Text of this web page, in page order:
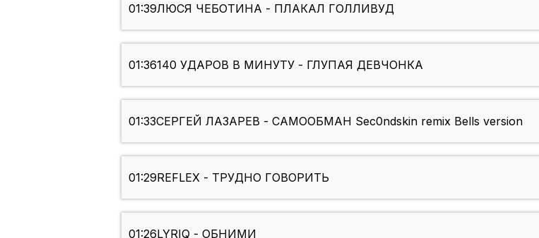
01:39ЛЮСЯ ЧЕБОТИНА - ПЛАКАЛ ГОЛЛИВУД
01:36140 УДАРОВ В МИНУТУ - ГЛУПАЯ ДЕВЧОНКА
01:33СЕРГЕЙ ЛАЗАРЕВ - САМООБМАН Sec0ndskin remix Bells version
01:29REFLEX - ТРУДНО ГОВОРИТЬ
01:26LYRIQ - ОБНИМИ